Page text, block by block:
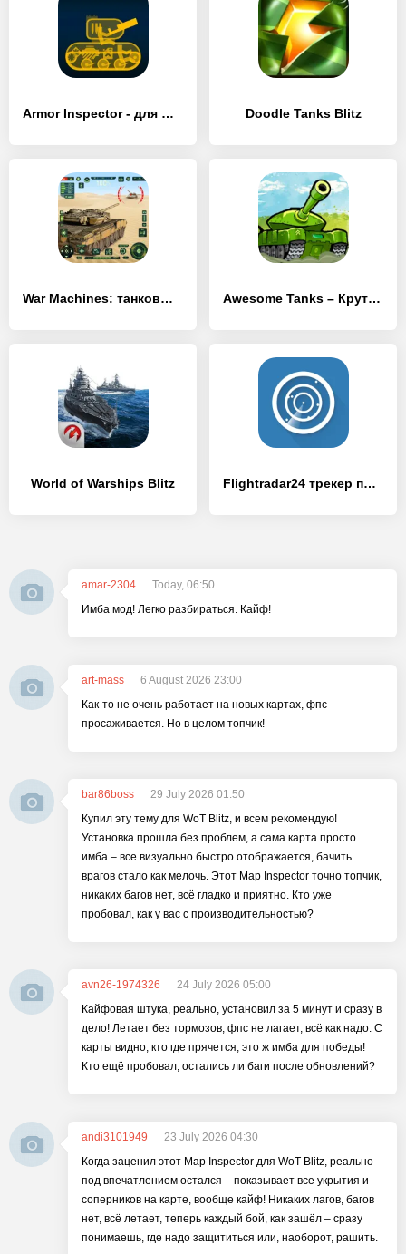
Armor Inspector - для WoT Doodle Tanks Blitz
War Machines: танковые бои Awesome Tanks – Крутые Танки
World of Warships Blitz Flightradar24 трекер полетов
amar-2304
Today, 06:50
Имба мод! Легко разбираться. Кайф!
art-mass
6 August 2026 23:00
Как-то не очень работает на новых картах, фпс
просаживается. Но в целом топчик!
bar86boss
29 July 2026 01:50
Купил эту тему для WoT Blitz, и всем рекомендую!
Установка прошла без проблем, а сама карта просто
имба – все визуально быстро отображается, бачить
врагов стало как мелочь. Этот Map Inspector точно топчик,
никаких багов нет, всё гладко и приятно. Кто уже
пробовал, как у вас с производительностью?
avn26-1974326
24 July 2026 05:00
Кайфовая штука, реально, установил за 5 минут и сразу в
дело! Летает без тормозов, фпс не лагает, всё как надо. С
карты видно, кто где прячется, это ж имба для победы!
Кто ещё пробовал, остались ли баги после обновлений?
andi3101949
23 July 2026 04:30
Когда заценил этот Map Inspector для WoT Blitz, реально
под впечатлением остался – показывает все укрытия и
соперников на карте, вообще кайф! Никаких лагов, багов
нет, всё летает, теперь каждый бой, как зашёл – сразу
понимаешь, где надо защититься или, наоборот, рашить.